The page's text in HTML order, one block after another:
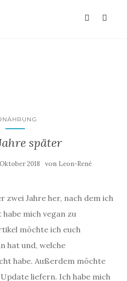
später
2018 von Leon-René
zwei Jahre her, nach dem ich
mich vegan zu
möchte ich euch
hat und, welche
habe. Außerdem möchte
liefern. Ich habe mich